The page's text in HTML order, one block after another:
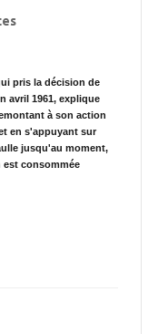
pris la décision de
avril 1961, explique
à son action
en s'appuyant sur
jusqu'au moment,
consommée